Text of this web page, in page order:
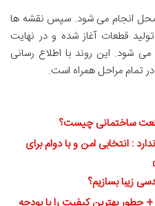
محل انجام می شود. سپس نقشه ها
قطعات آغاز شده و در نهایت
شود. این روند با اطلاع رسانی
تمام مراحل همراه است.
ساختمانی چیست؟
: انتخابی امن و با دوام برای
زیبا بسازیم؟